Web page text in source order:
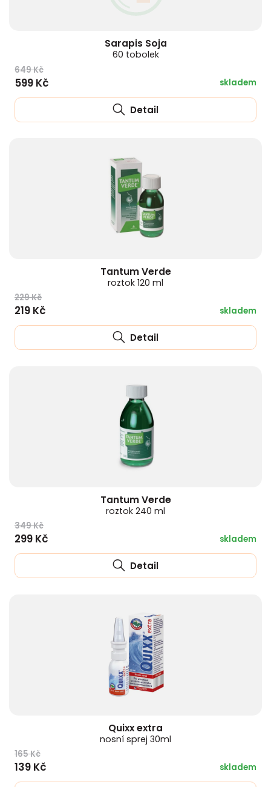
Sarapis Soja
60 tobolek
649 Kč
599 Kč skladem
Detail
Tantum Verde
roztok 120 ml
229 Kč
219 Kč skladem
Detail
Tantum Verde
roztok 240 ml
349 Kč
299 Kč skladem
Detail
Quixx extra
nosní sprej 30ml
165 Kč
139 Kč skladem